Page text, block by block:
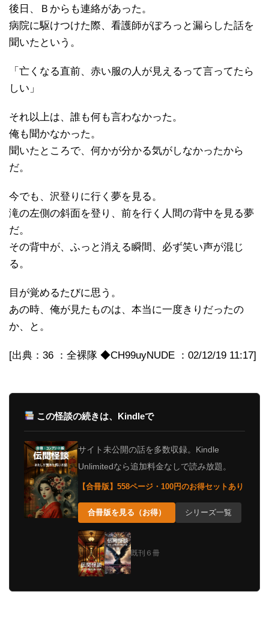
後日、Ｂからも連絡があった。
病院に駆けつけた際、看護師がぽろっと漏らした話を
聞いたという。
「亡くなる直前、赤い服の人が見えるって言ってたら
しい」
それ以上は、誰も何も言わなかった。
俺も聞かなかった。
聞いたところで、何かが分かる気がしなかったから
だ。
今でも、沢登りに行く夢を見る。
滝の左側の斜面を登り、前を行く人間の背中を見る夢
だ。
その背中が、ふっと消える瞬間、必ず笑い声が混じ
る。
目が覚めるたびに思う。
あの時、俺が見たものは、本当に一度きりだったの
か、と。
[出典：36 ：全裸隊 ◆CH99uyNUDE ：02/12/19 11:17]
この怪談の続きは、Kindleで
サイト未公開の話を多数収録。Kindle
Unlimitedなら追加料金なしで読み放題。
【合冊版】558ページ・100円のお得セットあり
合冊版を見る（お得） シリーズ一覧
既刊６冊